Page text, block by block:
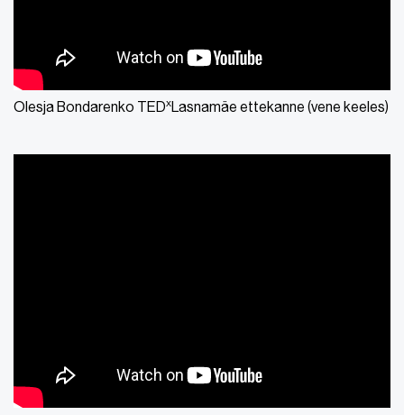
Olesja Bondarenko TEDxLasnamäe ettekanne (vene keeles)